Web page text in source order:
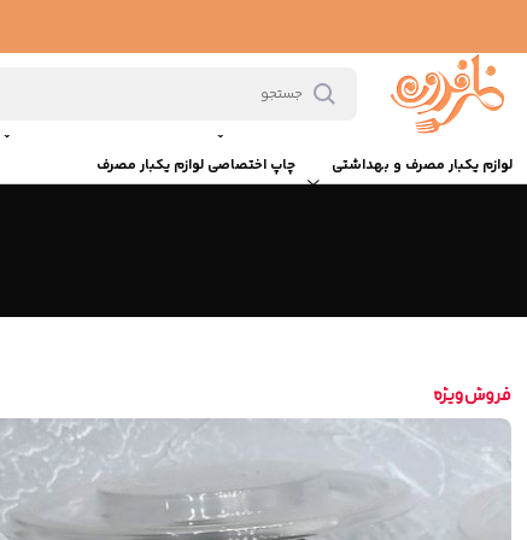
ظروف یکبار مصرف
لوازم یکبار مصرف و بهداشتی چاپ اختصاصی لوازم یکبار مصرف